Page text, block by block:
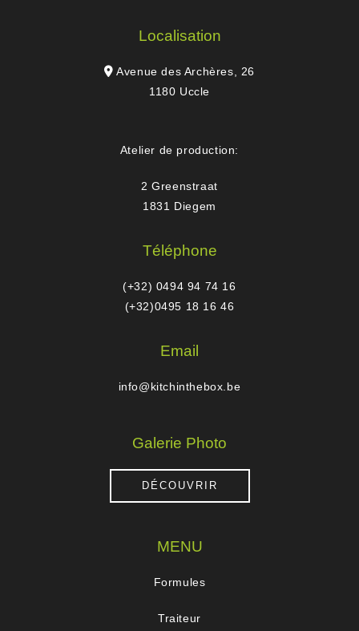
Localisation
Avenue des Archères, 26
1180 Uccle
Atelier de production:
2 Greenstraat
1831 Diegem
Téléphone
(+32) 0494 94 74 16
(+32)0495 18 16 46
Email
info@kitchinthebox.be
Galerie Photo
DÉCOUVRIR
MENU
Formules
Traiteur